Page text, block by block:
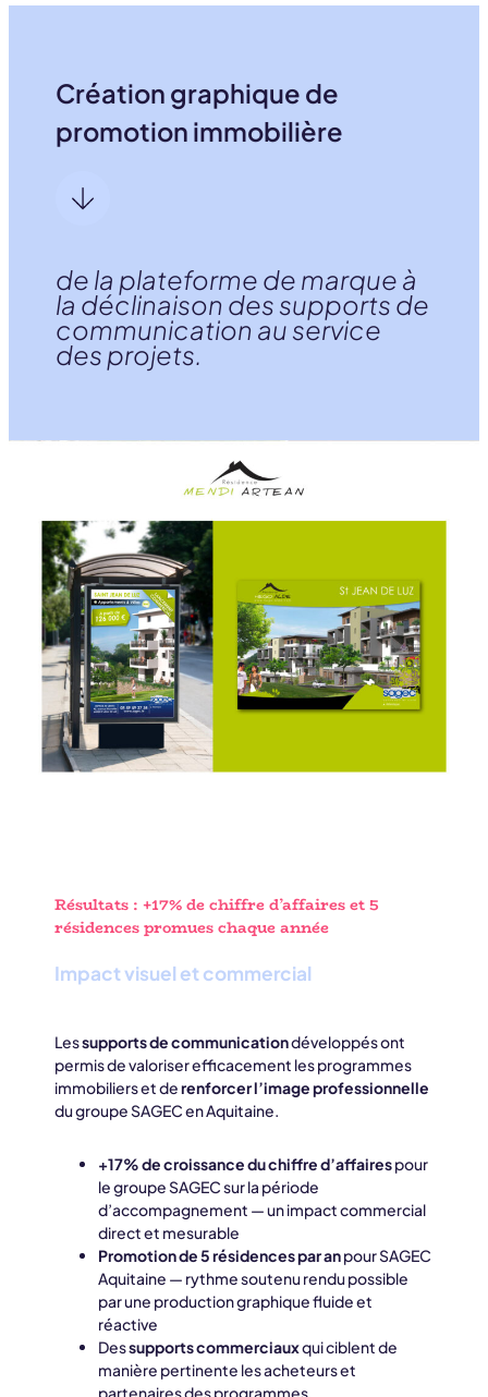
Création graphique de
promotion immobilière
de la plateforme de marque à
la déclinaison des supports de
communication au service
des projets.
Résultats : +17% de chiffre d’affaires et 5
résidences promues chaque année
Impact visuel et commercial
Lessupports de communicationdéveloppés ont
permis de valoriser efficacement les programmes
immobiliers et derenforcer l’image professionnelle
du groupe SAGEC en Aquitaine.
+17% de croissance du chiffre d’affairespour
le groupe SAGEC sur la période
d’accompagnement — un impact commercial
direct et mesurable
Promotion de 5 résidences par anpour SAGEC
Aquitaine — rythme soutenu rendu possible
par une production graphique fluide et
réactive
Dessupports commerciauxqui ciblent de
manière pertinente les acheteurs et